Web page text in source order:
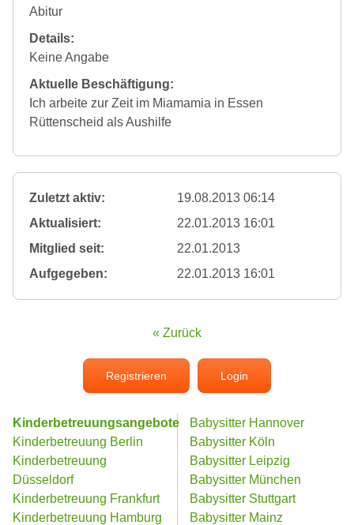
Abitur
Details:
Keine Angabe
Aktuelle Beschäftigung:
Ich arbeite zur Zeit im Miamamia in Essen
Rüttenscheid als Aushilfe
Zuletzt aktiv:
19.08.2013 06:14
Aktualisiert:
22.01.2013 16:01
Mitglied seit:
22.01.2013
Aufgegeben:
22.01.2013 16:01
« Zurück
Registrieren Login
Kinderbetreuungsangebote
Kinderbetreuung Berlin
Kinderbetreuung
Düsseldorf
Kinderbetreuung Frankfurt
Kinderbetreuung Hamburg
Babysitter Hannover
Babysitter Köln
Babysitter Leipzig
Babysitter München
Babysitter Stuttgart
Babysitter Mainz